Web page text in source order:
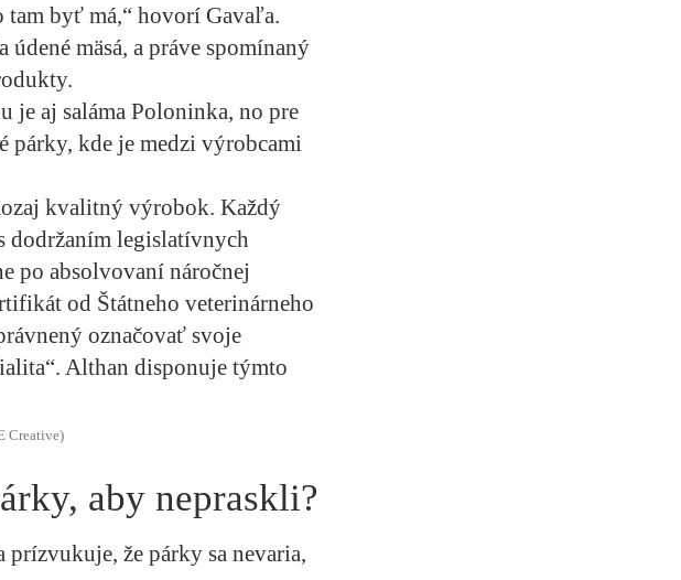
tam byť má,“ hovorí Gavaľa.
mäsá, a práve spomínaný
aj saláma Poloninka, no pre
párky, kde je medzi výrobcami
kvalitný výrobok. Každý
dodržaním legislatívnych
po absolvovaní náročnej
od Štátneho veterinárneho
označovať svoje
Althan disponuje týmto
Creative)
aby nepraskli?
že párky sa nevaria,